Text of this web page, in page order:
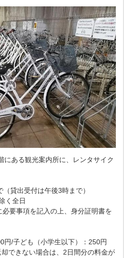
にある観光案内所に、レンタサイク
貸出受付は午後3時まで）
く全日
要事項を記入の上、身分証明書を
円/子ども（小学生以下）：250円
できない場合は、2日間分の料金が